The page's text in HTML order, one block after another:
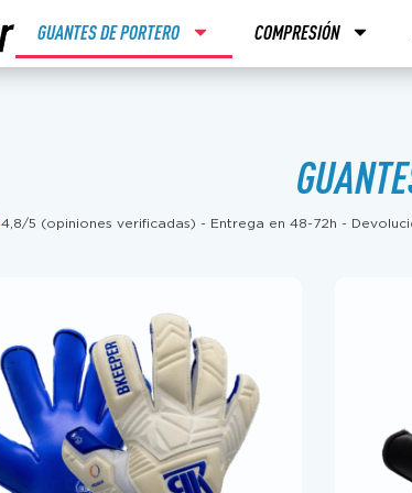
GUANTES DE PORTERO COMPRESIÓN
4,8/5 (opiniones verificadas) - Entrega en 48-72h -